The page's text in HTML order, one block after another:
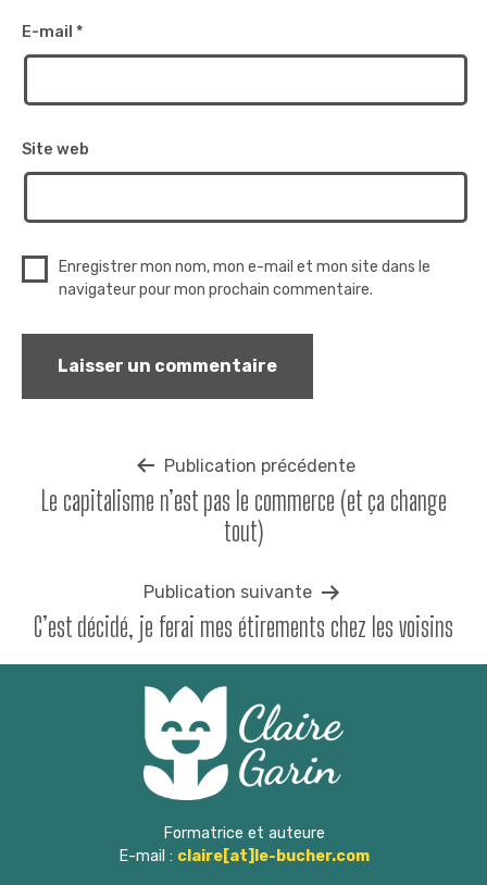
E-mail *
Site web
Enregistrer mon nom, mon e-mail et mon site dans le
navigateur pour mon prochain commentaire.
Navigation
de
Publication précédente
Le capitalisme n’est pas le commerce (et ça change
tout)
Publication suivante
C’est décidé, je ferai mes étirements chez les voisins
Formatrice et auteure
E-mail : claire[at]le-bucher.com